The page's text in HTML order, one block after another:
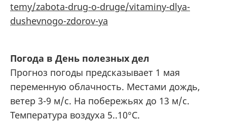
temy/zabota-drug-o-druge/vitaminy-dlya-
dushevnogo-zdorov-ya
Погода в День полезных дел
Прогноз погоды предсказывает 1 мая
переменную облачность. Местами дождь,
ветер 3-9 м/c. На побережьях до 13 м/с.
Температура воздуха 5..10°C.